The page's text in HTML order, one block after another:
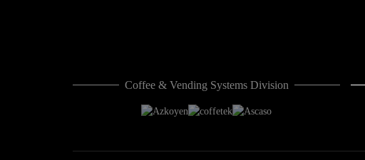
Coffee & Vending Systems Division